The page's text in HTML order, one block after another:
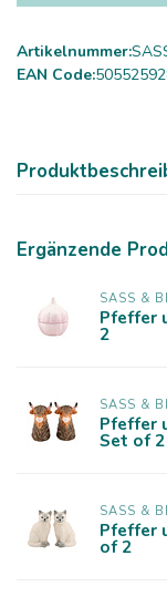
Artikelnummer:
EAN Code:
Ergänzende
SASS &
Pfeffer
2
SASS &
Pfeffer
Set of 2
SASS &
Pfeffer
of 2